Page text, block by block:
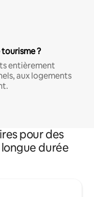
tourisme ?
entièrement
aux logements
pour des
durée